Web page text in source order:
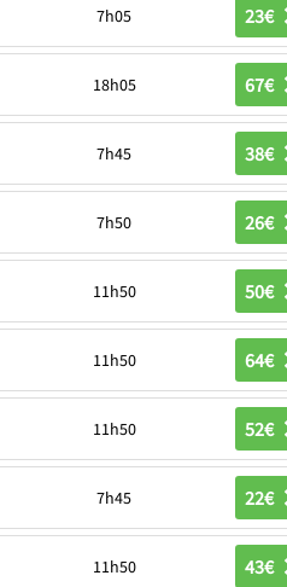
7h05 23€
18h05 67€
7h45 38€
7h50 26€
11h50 50€
11h50 64€
11h50 52€
7h45 22€
11h50 43€